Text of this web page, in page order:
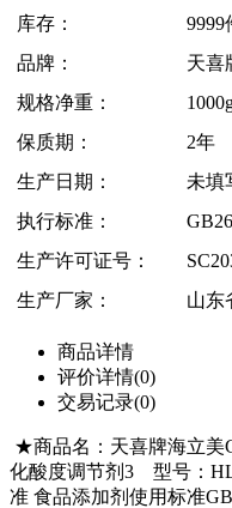
库存：
9999
品牌：
天喜
规格净重：
保质期：
2年
生产日期：
未填
执行标准：
生产许可证号：
生产厂家：
山东
商品详情
评价详情(0)
交易记录(0)
★商品名：天喜牌海立美
化酸度调节剂3
型号：
准 食品添加剂使用标准